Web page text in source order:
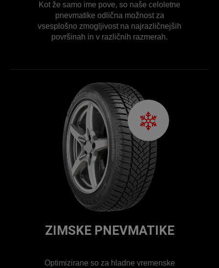
Kot že samo ime pove, so naše celoletne
pnevmatike odlična možnost za
vsesplošno zmogljivost na najrazličnejših
površinah in v različnih razmerah.
ZIMSKE PNEVMATIKE
Optimizirane so za hladne vremenske